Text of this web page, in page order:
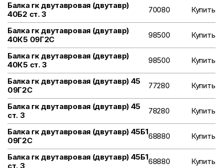
Балка гк двутавровая (двутавр)
40Б2 ст. 3
70080 Купить
Балка гк двутавровая (двутавр)
40К5 09Г2С
98500 Купить
Балка гк двутавровая (двутавр)
40К5 ст. 3
98500 Купить
Балка гк двутавровая (двутавр) 45
09Г2С
77280 Купить
Балка гк двутавровая (двутавр) 45
ст. 3
78280 Купить
Балка гк двутавровая (двутавр) 45Б1
09Г2С
68880 Купить
Балка гк двутавровая (двутавр) 45Б1
ст. 3
68880 Купить